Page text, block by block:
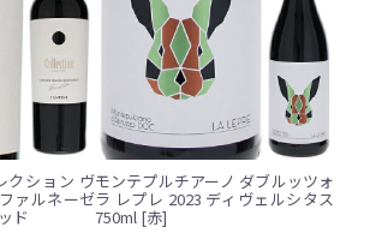
クション ヴ
ァルネーゼ
ッド
モンテプルチアーノ ダブルッツォ
ラ レプレ 2023 ディヴェルシタス
750ml [赤]